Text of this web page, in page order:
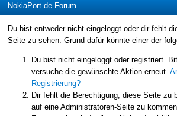
NokiaPort.de Forum
Du bist entweder nicht eingeloggt oder dir fehlt
Seite zu sehen. Grund dafür könnte einer der
Du bist nicht eingeloggt oder registriert.
versuche die gewünschte Aktion erneut.
Registrierung?
Dir fehlt die Berechtigung, diese Seite zu
auf eine Administratoren-Seite zu